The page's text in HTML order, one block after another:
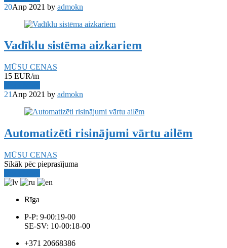
20Апр 2021 by admokn
Vadīklu sistēma aizkariem
MŪSU CENAS
15 EUR/m
21 Апр 2021 by admokn
Automatizēti risinājumi vārtu ailēm
MŪSU CENAS
Sīkāk pēc pieprasījuma
Rīga
P-P: 9-00:19-00
SE-SV: 10-00:18-00
+371 20668386